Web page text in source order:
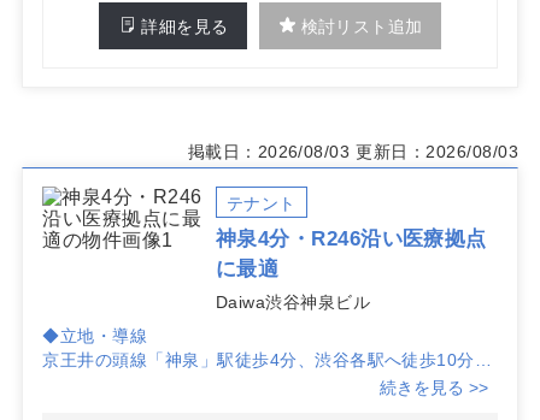
詳細を見る 検討リスト追加
掲載日：2026/08/03 更新日：2026/08/03
テナント
神泉4分・R246沿い医療拠点
に最適
Daiwa渋谷神泉ビル
◆立地・導線
京王井の頭線「神泉」駅徒歩4分、渋谷各駅へ徒歩10分
圏。R246沿いで視認性に配慮しやすく、渋谷マークシテ
続きを見る >>